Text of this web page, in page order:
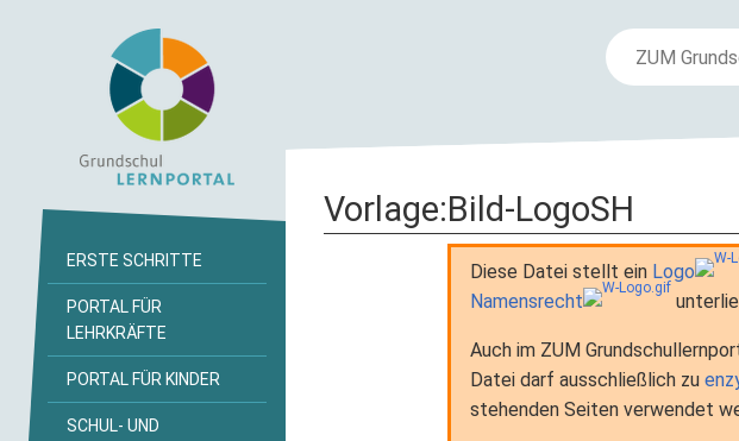
Vorlage:Bild-LogoSH
Diese Datei stellt ein Logo
Namensrecht
Auch im ZUM
Datei darf ausschließlich zu
stehenden Seiten verwendet
ERSTE SCHRITTE
PORTAL FÜR
LEHRKRÄFTE
PORTAL FÜR KINDER
SCHUL- UND